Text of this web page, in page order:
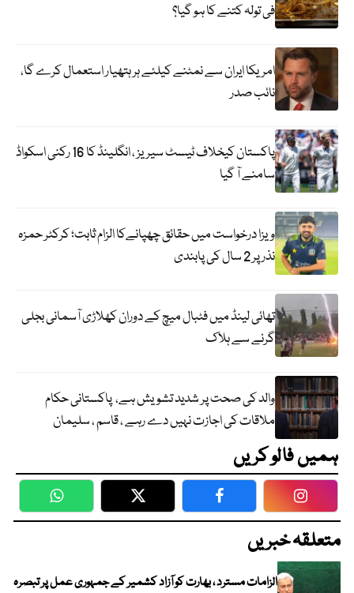
فی تولہ کتنے کا ہو گیا؟
امریکا ایران سے نمٹنے کیلئے ہر ہتھیار استعمال کرے گا،
نائب صدر
پاکستان کیخلاف ٹیسٹ سیریز ، انگلینڈ کا 16 رکنی اسکواڈ
سامنے آ گیا
ویزا درخواست میں حقائق چھپانےکا الزام ثابت؛ کرکٹر حمزہ
نذر پر 2 سال کی پابندی
تھائی لینڈ میں فٹبال میچ کے دوران کھلاڑی آسمانی بجلی
گرنے سے ہلاک
والد کی صحت پر شدید تشویش ہے، پاکستانی حکام
ملاقات کی اجازت نہیں دے رہے ، قاسم ، سلیمان
ہمیں فالو کریں
WhatsApp Twitter Facebook
متعلقہ خبریں
الزامات مسترد ، بھارت کو آزاد کشمیر کے جمہوری عمل پر تبصرہ